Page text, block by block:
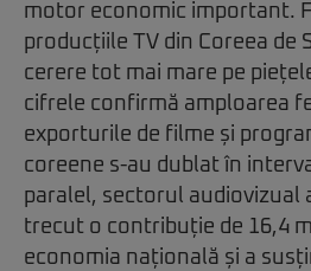
motor economic important.
producțiile TV din Coreea de
cerere tot mai mare pe
cifrele confirmă amploarea
exporturile de filme și
coreene s-au dublat în
paralel, sectorul audiovizual
trecut o contribuție de 16,4
economia națională și a